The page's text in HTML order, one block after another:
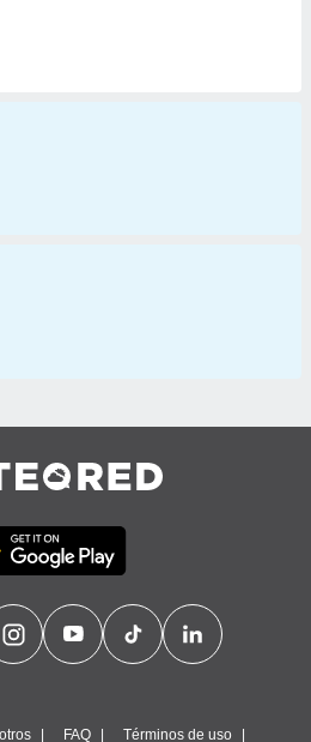
FAQ Términos de uso